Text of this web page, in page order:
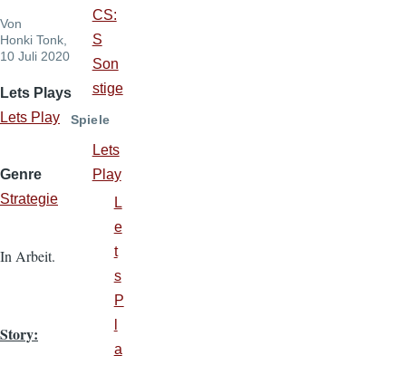
Von
Honki Tonk,
10 Juli 2020
Lets Plays
Lets Play
Genre
Strategie
In Arbeit.
Story:
CS:
S
Son
stige
Spiele
Lets
Play
L
e
t
s
P
a